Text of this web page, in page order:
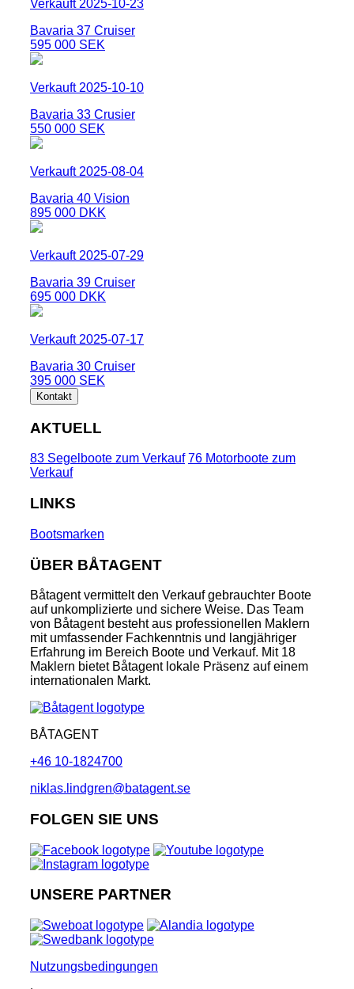
Verkauft 2025-10-23
Bavaria 37 Cruiser
595 000 SEK
Verkauft 2025-10-10
Bavaria 33 Crusier
550 000 SEK
Verkauft 2025-08-04
Bavaria 40 Vision
895 000 DKK
Verkauft 2025-07-29
Bavaria 39 Cruiser
695 000 DKK
Verkauft 2025-07-17
Bavaria 30 Cruiser
395 000 SEK
Kontakt
AKTUELL
83 Segelboote zum Verkauf 76 Motorboote zum
Verkauf
LINKS
Bootsmarken
ÜBER BÅTAGENT
Båtagent vermittelt den Verkauf gebrauchter Boote
auf unkomplizierte und sichere Weise. Das Team
von Båtagent besteht aus professionellen Maklern
mit umfassender Fachkenntnis und langjähriger
Erfahrung im Bereich Boote und Verkauf. Mit 18
Maklern bietet Båtagent lokale Präsenz auf einem
internationalen Markt.
BÅTAGENT
+46 10-1824700
niklas.lindgren@batagent.se
FOLGEN SIE UNS
UNSERE PARTNER
Nutzungsbedingungen